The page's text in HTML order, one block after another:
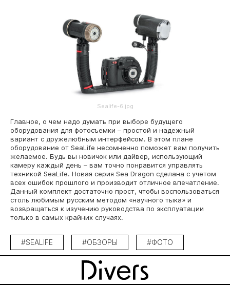
Sealife-6.jpg
Главное, о чем надо думать при выборе будущего
оборудования для фотосъемки – простой и надежный
вариант с дружелюбным интерфейсом. В этом плане
оборудование от SeaLife несомненно поможет вам получить
желаемое. Будь вы новичок или дайвер, использующий
камеру каждый день – вам точно понравится управлять
техникой SeaLife. Новая серия Sea Dragon сделана с учетом
всех ошибок прошлого и производит отличное впечатление.
Данный комплект достаточно прост, чтобы воспользоваться
столь любимым русским методом «научного тыка» и
возвращаться к изучению руководства по эксплуатации
только в самых крайних случаях.
#SEALIFE #ОБЗОРЫ #ФОТО